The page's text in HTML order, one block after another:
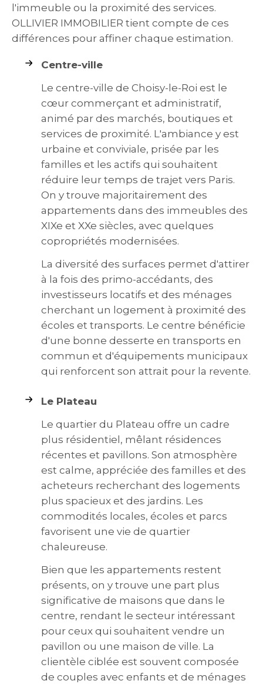
l'immeuble ou la proximité des services.
OLLIVIER IMMOBILIER tient compte de ces
différences pour affiner chaque estimation.
Centre-ville
Le centre-ville de Choisy-le-Roi est le
cœur commerçant et administratif,
animé par des marchés, boutiques et
services de proximité. L'ambiance y est
urbaine et conviviale, prisée par les
familles et les actifs qui souhaitent
réduire leur temps de trajet vers Paris.
On y trouve majoritairement des
appartements dans des immeubles des
XIXe et XXe siècles, avec quelques
copropriétés modernisées.
La diversité des surfaces permet d'attirer
à la fois des primo-accédants, des
investisseurs locatifs et des ménages
cherchant un logement à proximité des
écoles et transports. Le centre bénéficie
d'une bonne desserte en transports en
commun et d'équipements municipaux
qui renforcent son attrait pour la revente.
Le Plateau
Le quartier du Plateau offre un cadre
plus résidentiel, mêlant résidences
récentes et pavillons. Son atmosphère
est calme, appréciée des familles et des
acheteurs recherchant des logements
plus spacieux et des jardins. Les
commodités locales, écoles et parcs
favorisent une vie de quartier
chaleureuse.
Bien que les appartements restent
présents, on y trouve une part plus
significative de maisons que dans le
centre, rendant le secteur intéressant
pour ceux qui souhaitent vendre un
pavillon ou une maison de ville. La
clientèle ciblée est souvent composée
de couples avec enfants et de ménages